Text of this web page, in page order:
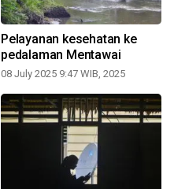
Pelayanan kesehatan ke
pedalaman Mentawai
08 July 2025 9:47 WIB, 2025